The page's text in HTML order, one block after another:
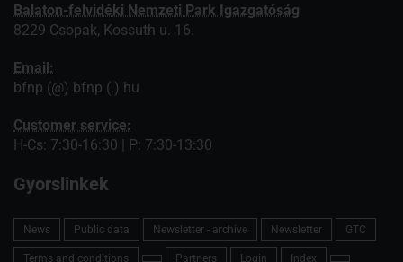
Balaton-felvidéki Nemzeti Park Igazgatóság
8229 Csopak, Kossuth u. 16.
Email:
bfnp (@) bfnp (.) hu
Customer service:
H-Cs: 7:30-16:30 | P: 7:30-13:30
Gyorslinkek
News Public data Newsletter - archive Newsletter GTC
Terms and conditions Partners Login Index